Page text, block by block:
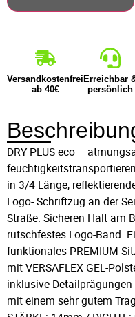
Versandkostenfrei
ab 40€
Erreichbar
persönlich
DRY PLUS eco –
in 3/4 Länge,
Logo- Schriftzug an der
Straße. Sicheren Halt am
rutschfestes Logo-Band.
funktionales PREMIUM
mit VERSAFLEX GEL-
inklusive
mit einem sehr gutem